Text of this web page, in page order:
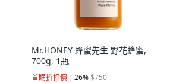
Mr.HONEY 蜂蜜先生 野花蜂蜜,
700g, 1瓶
首購折扣價 26%$750